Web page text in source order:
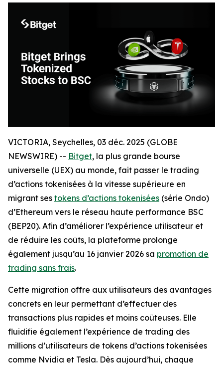
VICTORIA, Seychelles, 03 déc. 2025 (GLOBE
NEWSWIRE) -- Bitget, la plus grande bourse
universelle (UEX) au monde, fait passer le trading
d’actions tokenisées à la vitesse supérieure en
migrant ses tokens d’actions tokenisées (série Ondo)
d’Ethereum vers le réseau haute performance BSC
(BEP20). Afin d’améliorer l’expérience utilisateur et
de réduire les coûts, la plateforme prolonge
également jusqu’au 16 janvier 2026 sa promotion de
trading sans frais.
Cette migration offre aux utilisateurs des avantages
concrets en leur permettant d’effectuer des
transactions plus rapides et moins coûteuses. Elle
fluidifie également l’expérience de trading des
millions d’utilisateurs de tokens d’actions tokenisées
comme Nvidia et Tesla. Dès aujourd’hui, chaque